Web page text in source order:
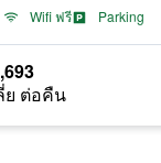
Wifi ฟรี
Parking
ย ต่อคืน